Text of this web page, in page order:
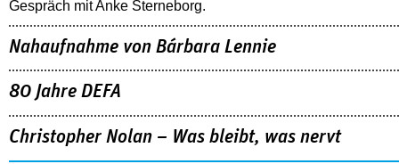
Gespräch mit Anke Sterneborg.
Nahaufnahme von Bárbara Lennie
80 Jahre DEFA
Christopher Nolan – Was bleibt, was nervt